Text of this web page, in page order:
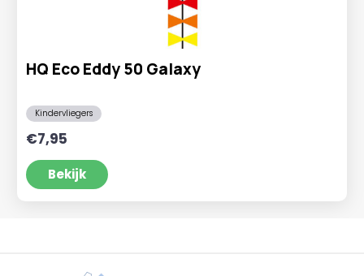
HQ Eco Eddy 50 Galaxy
Kindervliegers
€7,95
Bekijk